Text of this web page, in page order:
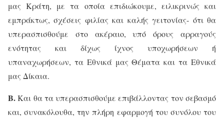
μας Κράτη, με τα οποία επιδιώκουμε, ειλικρινώς και
εμπράκτως, σχέσεις φιλίας και καλής γειτονίας- ότι θα
υπερασπισθούμε στο ακέραιο, υπό όρους αρραγούς
ενότητας και δίχως ίχνος υποχωρήσεων ή
υπαναχωρήσεων, τα Εθνικά μας Θέματα και τα Εθνικά
μας Δίκαια.
Β.Και θα τα υπερασπισθούμε επιβάλλοντας τον σεβασμό
και, συνακόλουθα, την πλήρη εφαρμογή του συνόλου του